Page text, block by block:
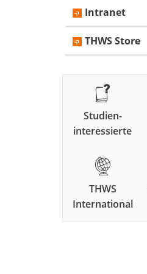
Intranet
THWS Store
Studien-
interessierte
THWS
International